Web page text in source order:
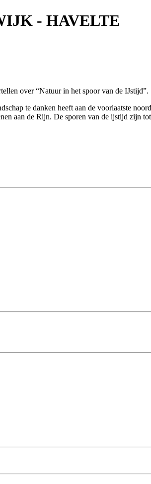
- HAVELTE
over “Natuur in het spoor van de IJstijd”.
te danken heeft aan de voorlaatste
aan de Rijn. De sporen van de ijstijd zijn